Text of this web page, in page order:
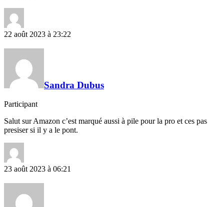
22 août 2023 à 23:22
Sandra Dubus
Participant
Salut sur Amazon c’est marqué aussi à pile pour la pro et ces pas
presiser si il y a le pont.
23 août 2023 à 06:21